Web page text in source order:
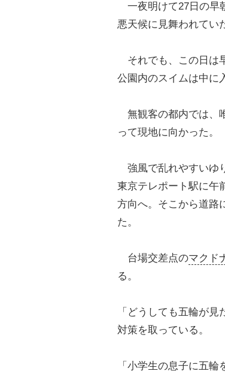
一夜明けて27日の早
悪天候に見舞われてい
それでも、この日は
公園内のスイムは中に
無観客の都内では、
って現地に向かった。
強風で乱れやすいゆ
東京テレポート駅に午
方向へ。そこから道路
た。
台場交差点のマクド
る。
「どうしても五輪が
対策を取っている。
「小学生の息子に五